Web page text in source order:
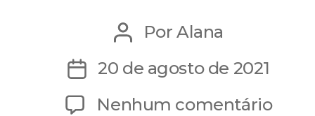
Autor
do
Por Alana
Data
de
20 de agosto de 2021
Nenhum comentárioem